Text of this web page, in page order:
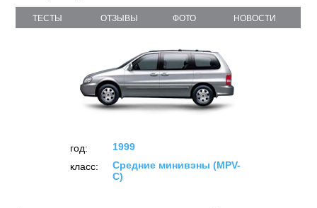
ТЕСТЫ ОТЗЫВЫ ФОТО НОВОСТИ
год:
1999
класс:
Средние минивэны (MPV-
C)